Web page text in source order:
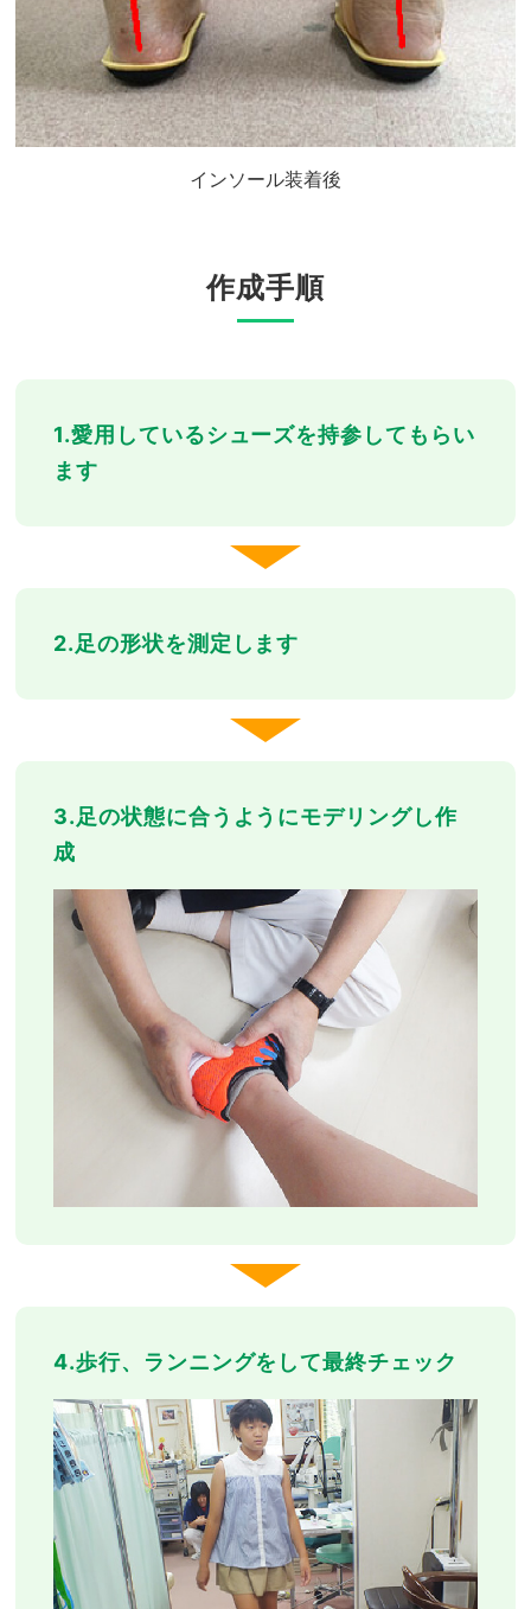
インソール装着後
作成手順
1.愛用しているシューズを持参してもらい
ます
2.足の形状を測定します
3.足の状態に合うようにモデリングし作
成
4.歩行、ランニングをして最終チェック